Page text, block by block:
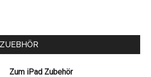
Zum iPad Zubehör